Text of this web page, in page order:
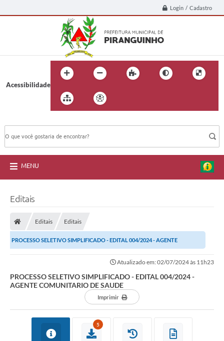
Login / Cadastro
Acessibilidade
MENU
Editais
Editais Editais
PROCESSO SELETIVO SIMPLIFICADO - EDITAL 004/2024 - AGENTE
Atualizado em: 02/07/2024 às 11h23
PROCESSO SELETIVO SIMPLIFICADO - EDITAL 004/2024 -
AGENTE COMUNITARIO DE SAUDE
Imprimir
5